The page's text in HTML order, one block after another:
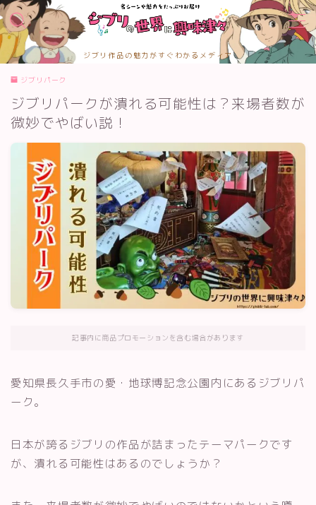
ジブリ作品の魅力がすぐわかるメディア
MENU
お問合せ
カテゴリー
サイトマップ
メディアコンテンツポリシー
運営者情報
ジブリパーク
ジブリパークが潰れる可能性は？来場者数が
微妙でやばい説！
記事内に商品プロモーションを含む場合があります
愛知県長久手市の愛・地球博記念公園内にあるジブリパ
ーク。
日本が誇るジブリの作品が詰まったテーマパークです
が、潰れる可能性はあるのでしょうか？